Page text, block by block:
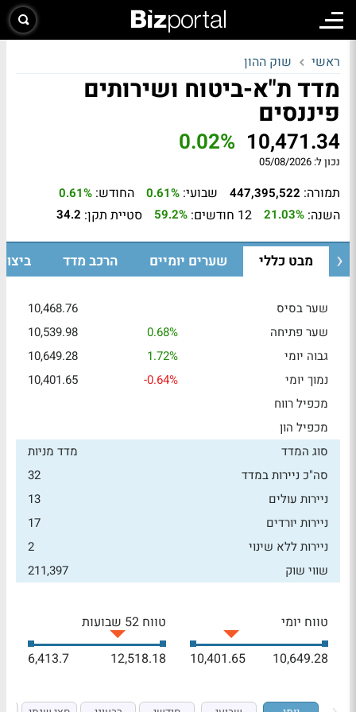
ראשי שוק ההון
מדד ת"א-ביטוח ושירותים
פיננסים
10,471.34
0.02%
נכון ל: 05/08/2026
תמורה: 447,395,522 שבועי: 0.61% החודש: 0.61%
השנה: 21.03% 12 חודשים: 59.2% סטיית תקן: 34.2
מבט כללי שערים יומיים הרכב מדד
שער בסיס
10,468.76
שער פתיחה
0.68%
10,539.98
גבוה יומי
1.72%
10,649.28
נמוך יומי
-0.64%
10,401.65
מכפיל רווח
מכפיל הון
סוג המדד
מדד מניות
סה"כ ניירות במדד
32
ניירות עולים
13
ניירות יורדים
17
ניירות ללא שינוי
2
שווי שוק
211,397
טווח יומי
10,649.28
10,401.65
טווח 52 שבועות
12,518.18
6,413.7